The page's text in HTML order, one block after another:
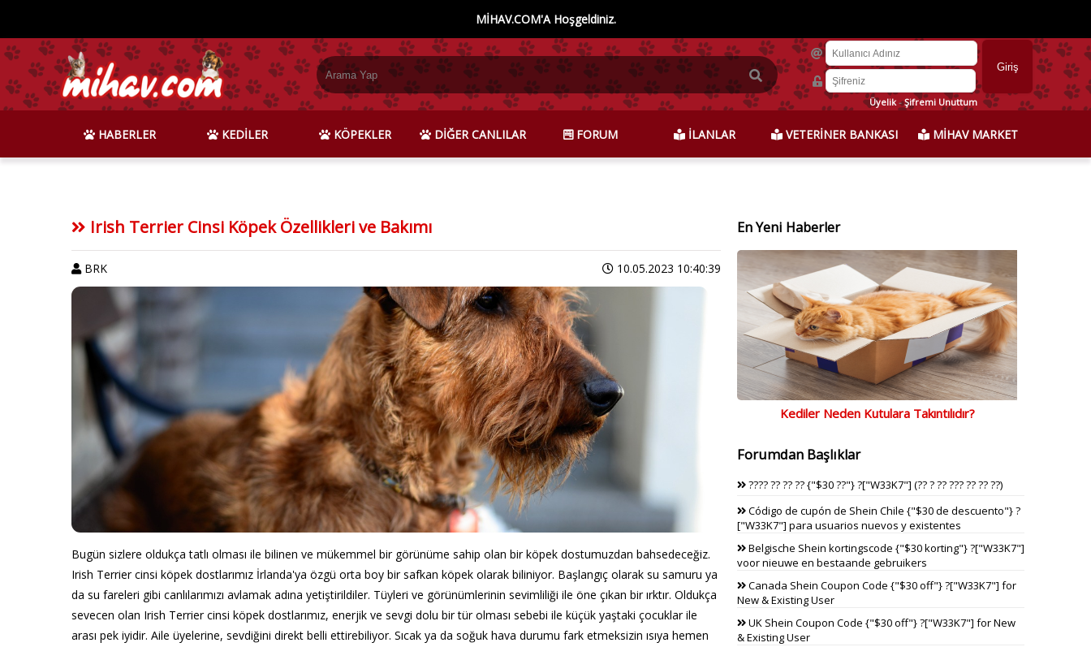
MİHAV.COM'A Hoşgeldiniz.
Üyelik-Şifremi Unuttum
HABERLER KEDİLER KÖPEKLER DİĞER CANLILAR FORUM İLANLAR VETERİNER BANKASI MİHAV MARKET
Irish Terrier Cinsi Köpek Özellikleri ve Bakımı
BRK 10.05.2023 10:40:39
Bugün sizlere oldukça tatlı olması ile bilinen ve mükemmel bir görünüme sahip olan bir köpek dostumuzdan bahsedeceğiz.
Irish Terrier cinsi köpek dostlarımız İrlanda'ya özgü orta boy bir safkan köpek olarak biliniyor. Başlangıç olarak su samuru ya
da su fareleri gibi canlılarımızı avlamak adına yetiştirildiler. Tüyleri ve görünümlerinin sevimliliği ile öne çıkan bir ırktır. Oldukça
sevecen olan Irish Terrier cinsi köpek dostlarımız, enerjik ve sevgi dolu bir tür olması sebebi ile küçük yaştaki çocuklar ile
arası pek iyidir. Aile üyelerine, sevdiğini direkt belli ettirebiliyor. Sıcak ya da soğuk hava durumu fark etmeksizin ısıya hemen
En Yeni Haberler
Kediler Neden Kutulara Takıntılıdır?
Forumdan Başlıklar
???? ?? ?? ?? {"$30 ??"} ?["W33K7"] (?? ? ?? ??? ?? ?? ??)
Código de cupón de Shein Chile {"$30 de descuento"} ?
["W33K7"] para usuarios nuevos y existentes
Belgische Shein kortingscode {"$30 korting"} ?["W33K7"]
voor nieuwe en bestaande gebruikers
Canada Shein Coupon Code {"$30 off"} ?["W33K7"] for
New & Existing User
UK Shein Coupon Code {"$30 off"} ?["W33K7"] for New
& Existing User